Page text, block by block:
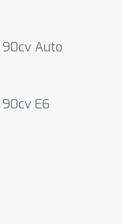
90cv Auto
90cv E6